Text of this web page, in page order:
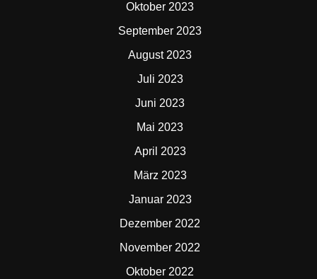
Oktober 2023
September 2023
August 2023
Juli 2023
Juni 2023
Mai 2023
April 2023
März 2023
Januar 2023
Dezember 2022
November 2022
Oktober 2022